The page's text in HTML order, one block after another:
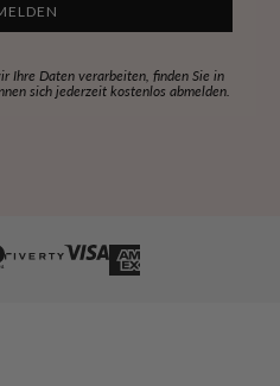
Ihre Daten verarbeiten, finden Sie in
sich jederzeit kostenlos abmelden.